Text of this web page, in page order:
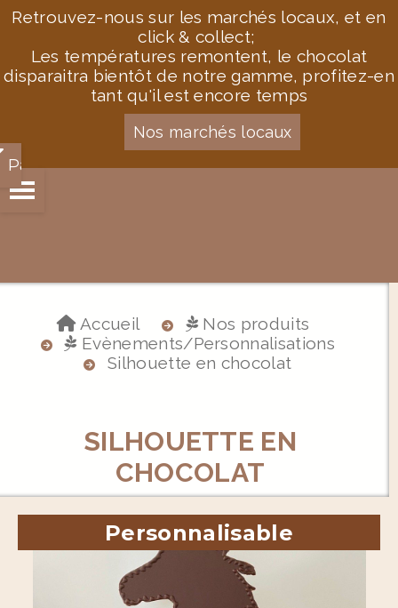
Retrouvez-nous sur les marchés locaux, et en
click & collect;
Les températures remontent, le chocolat
disparaitra bientôt de notre gamme, profitez-en
tant qu'il est encore temps
Nos marchés locaux
Panier
Accueil
Nos produits
Evènements/Personnalisations
Silhouette en chocolat
SILHOUETTE EN
CHOCOLAT
Personnalisable